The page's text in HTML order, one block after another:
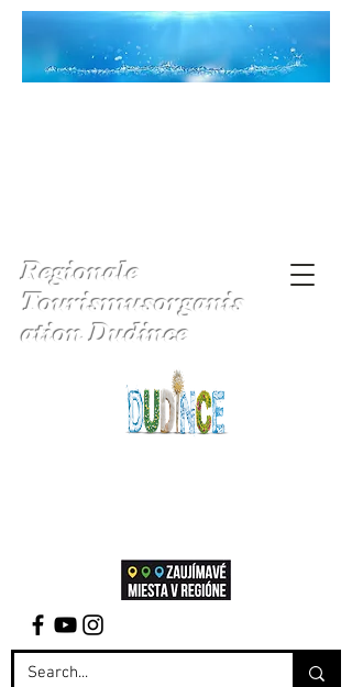
Regionale
Tourismusorganis
ation Dudince